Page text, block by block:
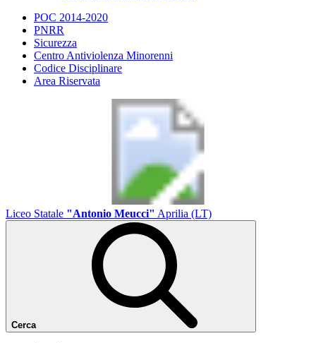
POC 2014-2020
PNRR
Sicurezza
Centro Antiviolenza Minorenni
Codice Disciplinare
Area Riservata
Liceo Statale "Antonio Meucci" Aprilia (LT)
Cerca